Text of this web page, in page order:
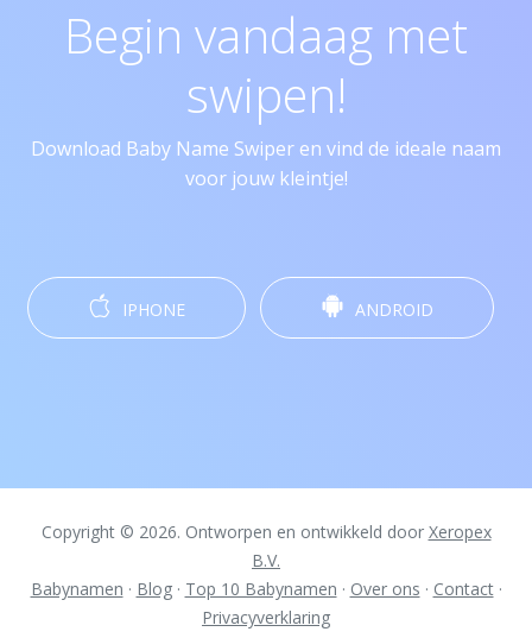
Begin vandaag met
swipen!
Download Baby Name Swiper en vind de ideale naam
voor jouw kleintje!
IPHONE ANDROID
Copyright © 2026. Ontworpen en ontwikkeld door Xeropex
B.V.
Babynamen · Blog· Top 10 Babynamen · Over ons · Contact·
Privacyverklaring